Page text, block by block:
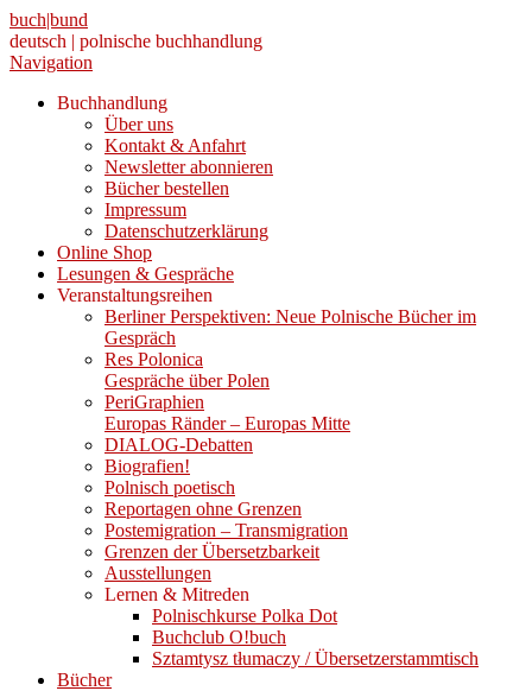
buch|bund
deutsch | polnische buchhandlung
Navigation
Buchhandlung
Über uns
Kontakt & Anfahrt
Newsletter abonnieren
Bücher bestellen
Impressum
Datenschutzerklärung
Online Shop
Lesungen & Gespräche
Veranstaltungsreihen
Berliner Perspektiven: Neue Polnische Bücher im
Gespräch
Res Polonica
Gespräche über Polen
PeriGraphien
Europas Ränder – Europas Mitte
DIALOG-Debatten
Biografien!
Polnisch poetisch
Reportagen ohne Grenzen
Postemigration – Transmigration
Grenzen der Übersetzbarkeit
Ausstellungen
Lernen & Mitreden
Polnischkurse Polka Dot
Buchclub O!buch
Sztamtysz tłumaczy / Übersetzerstammtisch
Bücher